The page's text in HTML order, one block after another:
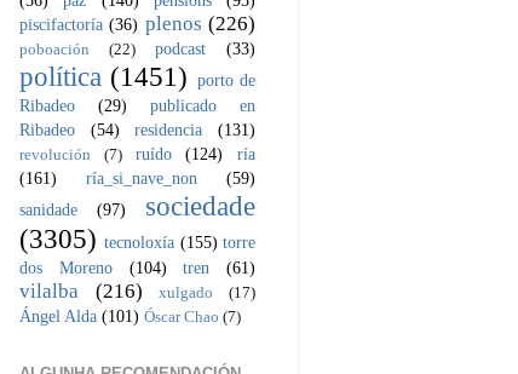
piscifactoría (36) plenos (226)
poboación (22) podcast (33)
política (1451) porto de
Ribadeo
(29)
publicado en
Ribadeo
(54) residencia (131)
revolución (7) ruído (124)
ría
(161)
ría_si_nave_non
(59)
sanidade
(97)
sociedade
(3305) tecnoloxía (155) torre
dos Moreno
(104) tren (61)
vilalba (216) xulgado (17)
Ángel Alda (101) Óscar Chao (7)